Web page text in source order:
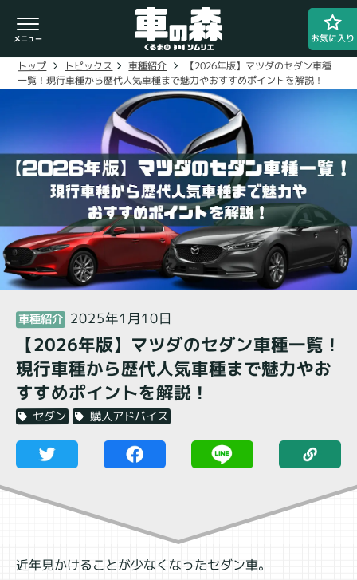
お気に入り
車検・整備のお問い合わせ
0800-080-1777
ご希望の店舗をタップしてください。
車の森
閉じる
トップ トピックス 車種紹介 【2026年版】マツダのセダン車種
一覧！現行車種から歴代人気車種まで魅力やおすすめポイントを解説！
車種紹介 2025年1月10日
【2026年版】マツダのセダン車種一覧！
現行車種から歴代人気車種まで魅力やお
すすめポイントを解説！
セダン 購入アドバイス
近年見かけることが少なくなったセダン車。